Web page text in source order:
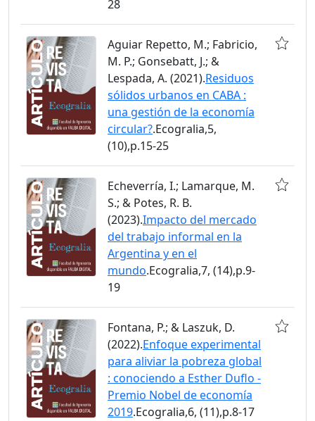
28
Aguiar Repetto, M.; Fabricio,
M. P.; Gonsebatt, J.; &
Lespada, A. (2021).Residuos
sólidos urbanos en CABA :
una gestión de la economía
circular?.Ecogralia,5,
(10),p.15-25
Echeverría, I.; Lamarque, M.
S.; & Potes, R. B.
(2023).Impacto del mercado
del trabajo informal en la
Argentina y en el
mundo.Ecogralia,7, (14),p.9-
19
Fontana, P.; & Laszuk, D.
(2022).Enfoque experimental
para aliviar la pobreza global
: conociendo a Esther Duflo -
Premio Nobel de economía
2019.Ecogralia,6, (11),p.8-17